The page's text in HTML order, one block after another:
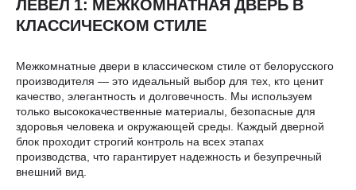
ЛЕВЕЛ 1: МЕЖКОМНАТНАЯ ДВЕРЬ В
КЛАССИЧЕСКОМ СТИЛЕ
Межкомнатные двери в классическом стиле от белорусского
производителя — это идеальный выбор для тех, кто ценит
качество, элегантность и долговечность. Мы используем
только высококачественные материалы, безопасные для
здоровья человека и окружающей среды. Каждый дверной
блок проходит строгий контроль на всех этапах
производства, что гарантирует надежность и безупречный
внешний вид.